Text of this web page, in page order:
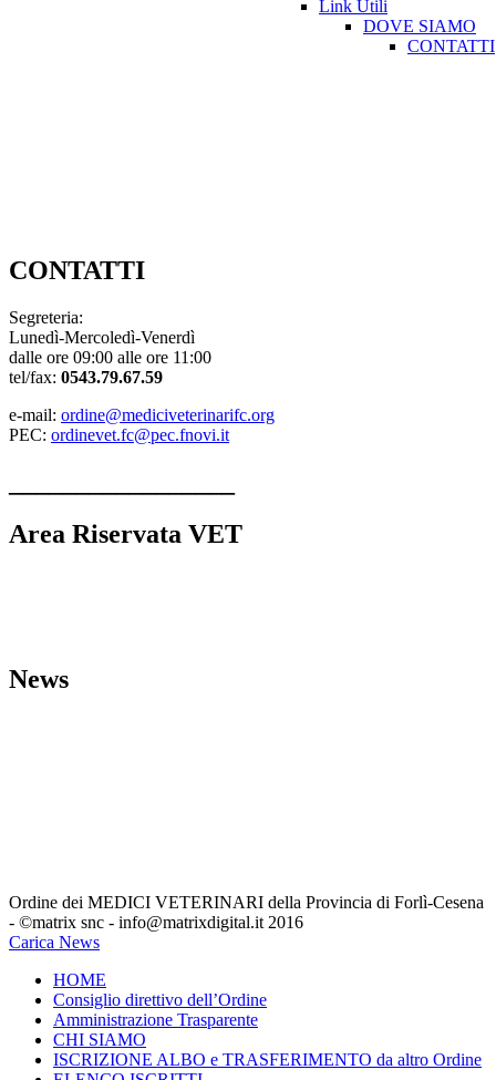
Link Utili
DOVE SIAMO
CONTATTI
CONTATTI
Segreteria:
Lunedì-Mercoledì-Venerdì
dalle ore 09:00 alle ore 11:00
tel/fax: 0543.79.67.59
e-mail: ordine@mediciveterinarifc.org
PEC: ordinevet.fc@pec.fnovi.it
Area Riservata VET
News
Ordine dei MEDICI VETERINARI della Provincia di Forlì-Cesena
- ©matrix snc - info@matrixdigital.it 2016
Carica News
HOME
Consiglio direttivo dell’Ordine
Amministrazione Trasparente
CHI SIAMO
ISCRIZIONE ALBO e TRASFERIMENTO da altro Ordine